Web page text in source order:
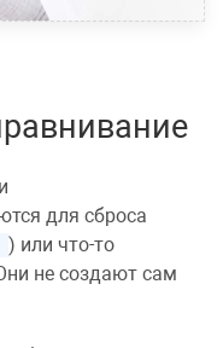
для сброса
) или что-то
не создают сам